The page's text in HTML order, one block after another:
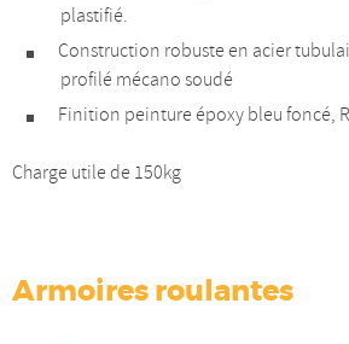
plastifié.
Construction robuste en acier
profilé mécano soudé
Finition peinture époxy bleu foncé,
Charge utile de 150kg
Armoires roulantes